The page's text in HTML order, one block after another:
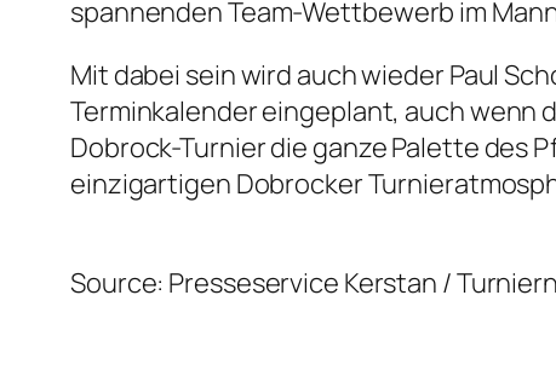
spannenden Team-Wettbewerb im
Mit dabei sein wird auch wieder Paul
Terminkalender eingeplant, auch wenn
Dobrock-Turnier die ganze Palette des
einzigartigen Dobrocker
Source: Presseservice Kerstan /